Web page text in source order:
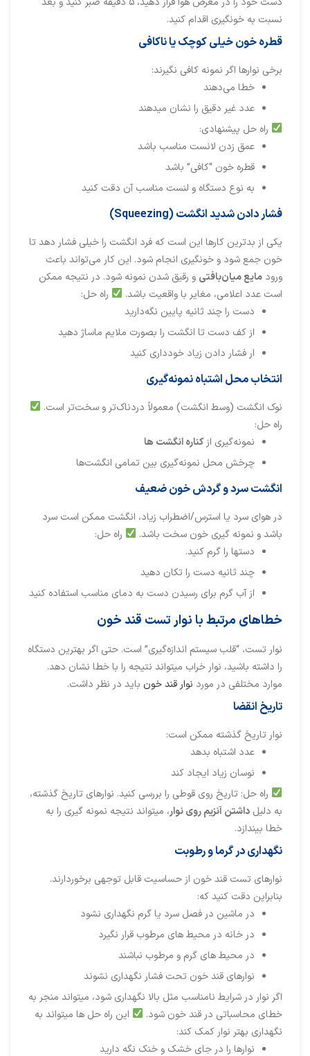
نسبت به خونگیری اقدام کنید.
قطره خون خیلی کوچک یا ناکافی
برخی نوارها اگر نمونه کافی نگیرند:
خطا می‌دهند
عدد غیر دقیق را نشان میدهند
راه حل پیشنهادی:
عمق زدن لانست مناسب باشد
قطره خون “کافی” باشد
به نوع دستگاه و لنست مناسب آن دقت کنید
فشار دادن شدید انگشت (Squeezing)
یکی از بدترین کارها این است که فرد انگشت را خیلی فشار دهد تا
خون جمع شود و خونگیری انجام شود. این کار می‌تواند باعث
ورود مایع میان‌بافتی و رقیق شدن نمونه شود. در نتیجه ممکن
است عدد اعلامی، مغایر با واقعیت باشد.
راه حل:
دست را چند ثانیه پایین نگه‌دارید
از کف دست تا انگشت را بصورت ملایم ماساژ دهید
ار فشار دادن زیاد خودداری کنید
انتخاب محل اشتباه نمونه‌گیری
نوک انگشت (وسط انگشت) معمولاً دردناک‌تر و سخت‌تر است.
راه حل:
نمونه‌گیری ازکناره انگشت ها
چرخش محل نمونه‌گیری بین تمامی انگشت‌ها
انگشت سرد و گردش خون ضعیف
در هوای سرد یا استرس/اضطراب زیاد، انگشت ممکن است سرد
باشد و نمونه گیری خون سخت باشد.
راه حل:
دستها را گرم کنید.
چند ثانیه دست را تکان دهید
از آب گرم برای رسیدن دست به دمای مناسب استفاده کنید
خطاهای مرتبط با نوار تست قند خون
نوار تست، “قلب سیستم اندازه‌گیری” است. حتی اگر بهترین دستگاه
را داشته باشید، نوار خراب میتواند نتیجه را با خطا نشان دهد.
موارد مختلفی در مورد نوار قند خون باید در نظر داشت.
تاریخ انقضا
نوار تاریخ گذشته ممکن است:
عدد اشتباه بدهد
نوسان زیاد ایجاد کند
راه حل: تاریخ روی قوطی را بررسی کنید. نوارهای تاریخ گذشته،
به دلیل داشتن آنزیم روی نوار، میتواند نتیجه نمونه گیری را به
خطا بیندازد.
نگهداری در گرما و رطوبت
نوارهای تست قند خون از حساسیت قابل توجهی برخوردارند.
بنابراین دقت کنید که:
در ماشین در فصل سرد یا گرم نگهداری نشود
در خانه در محیط های مرطوب قرار نگیرد
در محیط های گرم و مرطوب نباشند
نوارهای قند خون تحت فشار نگهداری نشوند
اگر نوار در شرایط نامناسب مثل بالا نگهداری شود، میتواند منجر به
خطای محاسباتی در قند خون شود.
این راه حل ها میتواند به
نگهداری بهتر نوار کمک کند:
نوارها را در جای خشک و خنک نگه دارید